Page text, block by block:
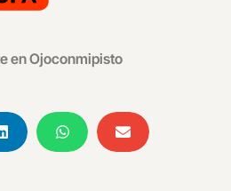
en Ojoconmipisto